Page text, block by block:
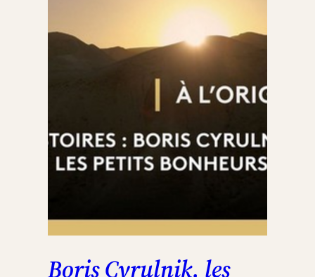
Boris Cyrulnik, les